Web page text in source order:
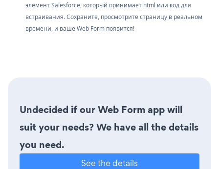
элемент Salesforce, который принимает html или код для
встраивания. Сохраните, просмотрите страницу в реальном
времени, и ваше Web Form появится!
Undecided if our Web Form app will
suit your needs? We have all the details
you need.
See the details